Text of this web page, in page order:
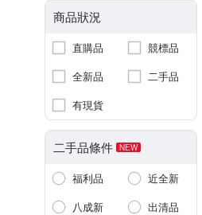
商品狀況
直購品
競標品
全新品
二手品
有現貨
二手品條件 NEW
福利品
近全新
八成新
出清品